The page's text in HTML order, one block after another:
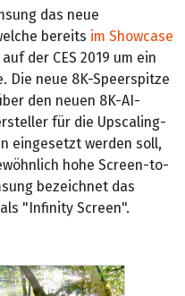
das neue
bereits im Showcase
der CES 2019 um ein
Die neue 8K-Speerspitze
den neuen 8K-AI-
für die Upscaling-
eingesetzt werden soll,
hohe Screen-to-
bezeichnet das
"Infinity Screen".